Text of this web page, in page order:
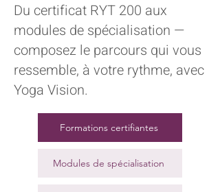
Du certificat RYT 200 aux
modules de spécialisation —
composez le parcours qui vous
ressemble, à votre rythme, avec
Yoga Vision.
Formations certifiantes
Modules de spécialisation